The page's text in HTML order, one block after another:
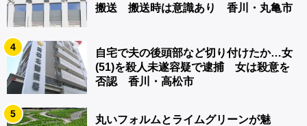
搬送 搬送時は意識あり 香川・丸亀市
4
自宅で夫の後頭部など切り付けたか…女
(51)を殺人未遂容疑で逮捕 女は殺意を
否認 香川・高松市
5
丸いフォルムとライムグリーンが魅